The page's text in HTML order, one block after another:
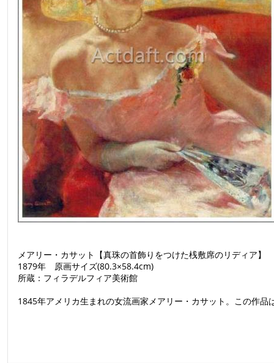
メアリー・カサット【真珠の首飾りをつけた桟敷席のリディア】
1879年 原画サイズ(80.3×58.4cm)
所蔵：フィラデルフィア美術館
1845年アメリカ生まれの女流画家メアリー・カサット。この作